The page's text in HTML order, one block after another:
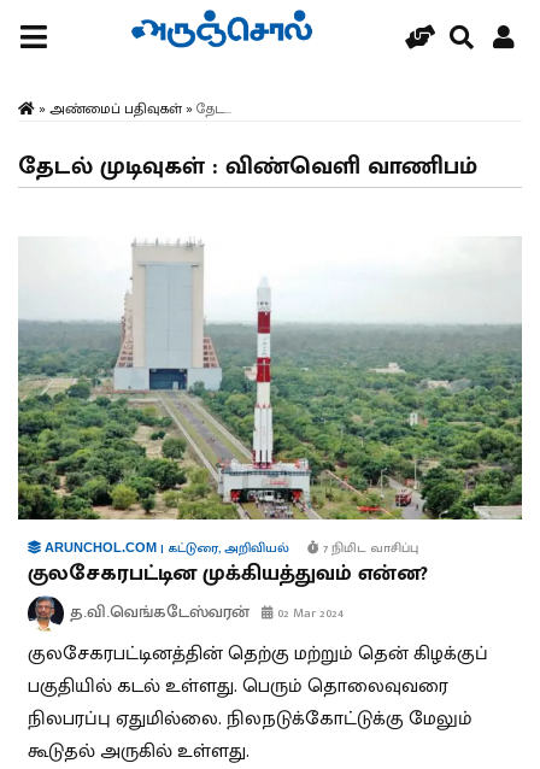
» அண்மைப் பதிவுகள்» தேட...
தேடல் முடிவுகள் : விண்வெளி வாணிபம்
ARUNCHOL.COM | கட்டுரை,அறிவியல் 7 நிமிட வாசிப்பு
குலசேகரபட்டின முக்கியத்துவம் என்ன?
த.வி.வெங்கடேஸ்வரன் 02 Mar 2024
குலசேகரபட்டினத்தின் தெற்கு மற்றும் தென் கிழக்குப்
பகுதியில் கடல் உள்ளது. பெரும் தொலைவுவரை
நிலபரப்பு ஏதுமில்லை. நிலநடுக்கோட்டுக்கு மேலும்
கூடுதல் அருகில் உள்ளது.